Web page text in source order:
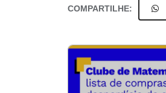
COMPARTILHE: